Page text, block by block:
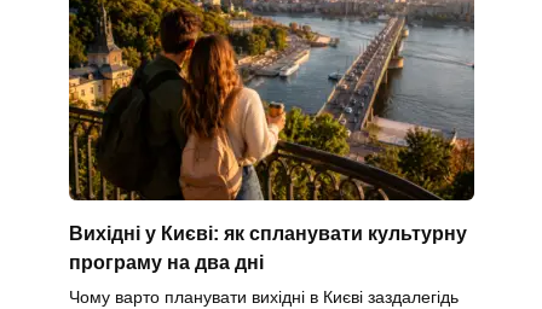
Вихідні у Києві: як спланувати культурну
програму на два дні
Чому варто планувати вихідні в Києві заздалегідь